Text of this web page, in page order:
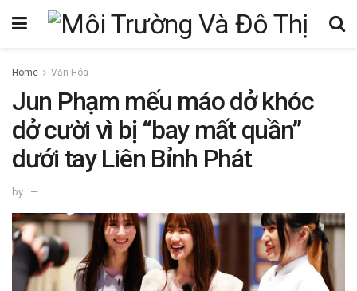
Home Văn Hóa
Jun Phạm mếu máo dở khóc
dở cười vì bị “bay mất quần”
dưới tay Liên Bỉnh Phát
by